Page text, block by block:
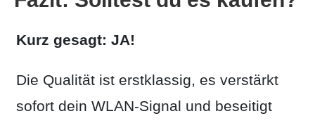
Kurz gesagt: JA!
Die Qualität ist erstklassig, es verstärkt
sofort dein WLAN-Signal und beseitigt